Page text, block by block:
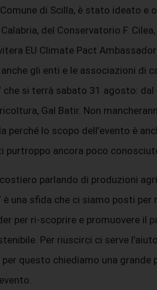
di Scilla, è stato ideato
del Conservatorio F.
EU Climate Pact
gli enti e le associazioni
che si terrà sabato 31 agosto:
Gal Batir. Non
perché lo scopo dell’evento è
purtroppo ancora poco
parlando di produzioni
è una sfida che ci siamo posti
per ri-scoprire e promuovere il
Per riuscirci ci serve
questo chiediamo una